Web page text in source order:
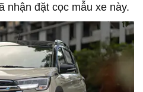
nhận đặt cọc mẫu xe này.